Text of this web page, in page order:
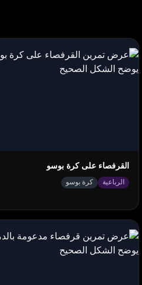
القرفصاء على كرة بوسو
الرباعية كرة بوسو